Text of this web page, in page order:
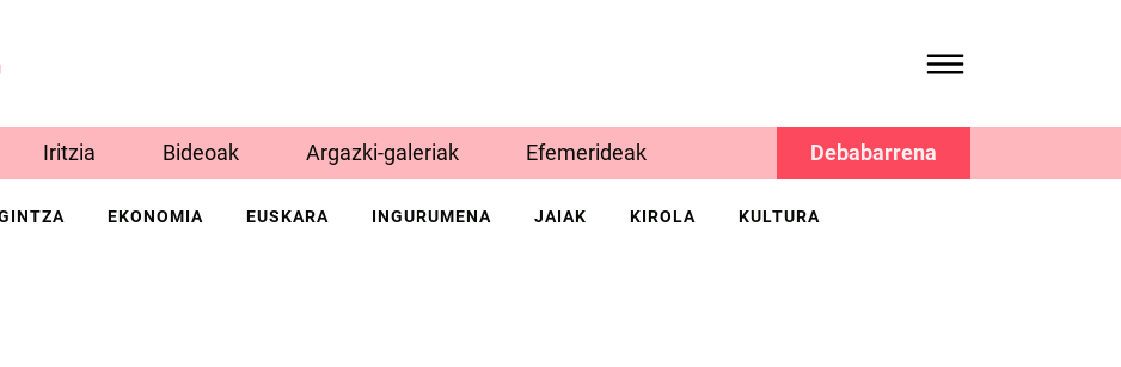
Iritzia Bideoak Argazki-galeriak Efemerideak Debabarrena
EKONOMIA EUSKARA INGURUMENA JAIAK KIROLA KULTURA